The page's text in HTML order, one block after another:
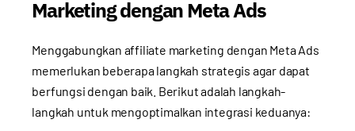
Marketing dengan Meta Ads
Menggabungkan affiliate marketing dengan Meta Ads
memerlukan beberapa langkah strategis agar dapat
berfungsi dengan baik. Berikut adalah langkah-
langkah untuk mengoptimalkan integrasi keduanya: